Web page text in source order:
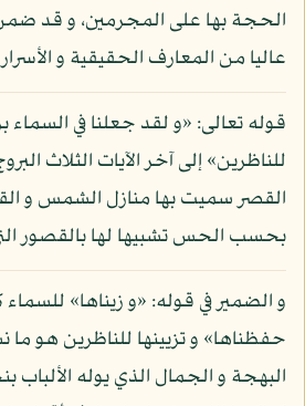
الحجة بها على المجرمين، و قد
عاليا من المعارف الحقيقية و الأسرار
قوله تعالى: «و لقد جعلنا في السماء
للناظرين» إلى آخر الآيات الثلاث
القصر سميت بها منازل الشمس و
بحسب الحس تشبيها لها بالقصور
و الضمير في قوله: «و زيناها»
حفظناها» و تزيينها للناظرين هو
البهجة و الجمال الذي يوله الألباب